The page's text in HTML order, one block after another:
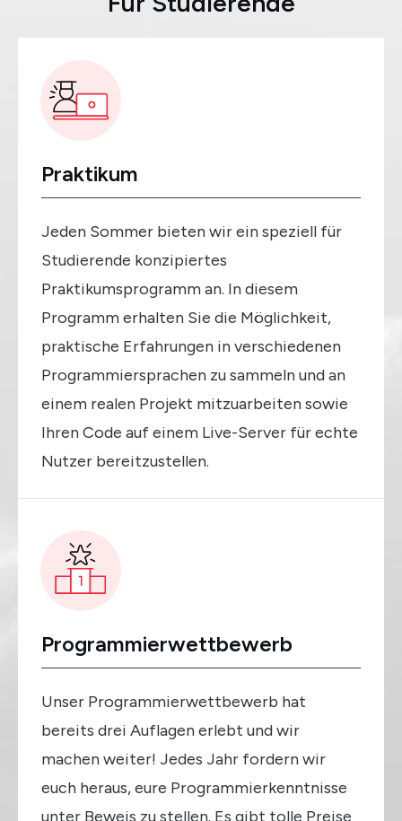
Praktikum
Jeden Sommer bieten wir ein speziell für
Studierende konzipiertes
Praktikumsprogramm an. In diesem
Programm erhalten Sie die Möglichkeit,
praktische Erfahrungen in verschiedenen
Programmiersprachen zu sammeln und an
einem realen Projekt mitzuarbeiten sowie
Ihren Code auf einem Live-Server für echte
Nutzer bereitzustellen.
Programmierwettbewerb
Unser Programmierwettbewerb hat
bereits drei Auflagen erlebt und wir
machen weiter! Jedes Jahr fordern wir
euch heraus, eure Programmierkenntnisse
unter Beweis zu stellen. Es gibt tolle Preise